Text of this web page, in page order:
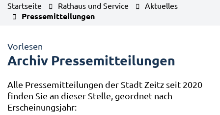
Startseite Rathaus und Service Aktuelles
Pressemitteilungen
Vorlesen
Archiv Pressemitteilungen
Alle Pressemitteilungen der Stadt Zeitz seit 2020
finden Sie an dieser Stelle, geordnet nach
Erscheinungsjahr: